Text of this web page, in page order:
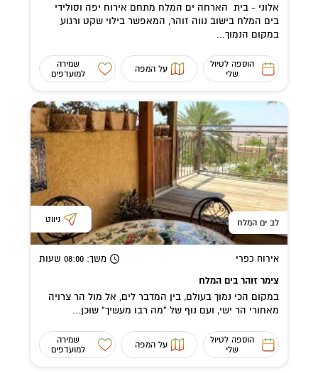
אלוני - בית הארחה ים המלח מתחם אירוח יפה וסולידי
בים המלח בישוב נווה זוהר, המאפשר בילוי שקט ורגוע
במקום הנמוך...
הוספה לטיול
שלי
על המפה
שמירה
למועדפים
לב ים המלח ניווט
אירוח כפרי משך: 08:00 שעות
צימר זוהר בים המלח
במקום הכי נמוך בעולם, בין המדבר לים, אל מול הר צרויה
מאחורי הר ישי, ועם נוף של "מה רבו מעשיך" שוכן...
הוספה לטיול
שלי
על המפה
שמירה
למועדפים